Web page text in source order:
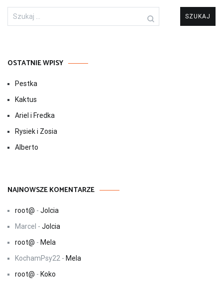
Szukaj:
OSTATNIE WPISY
Pestka
Kaktus
Ariel i Fredka
Rysiek i Zosia
Alberto
NAJNOWSZE KOMENTARZE
root@ - Jolcia
Marcel - Jolcia
root@ - Mela
KochamPsy22 - Mela
root@ - Koko